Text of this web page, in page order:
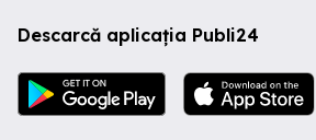
Descarcă aplicația Publi24